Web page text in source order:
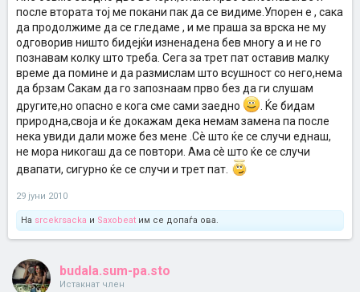
после втората тој ме покани пак да се видиме.Упорен е , сака
да продолжиме да се гледаме , и ме праша за врска не му
одговорив ништо бидејќи изненадена бев многу а и не го
познавам колку што треба. Сега за трет пат оставив малку
време да помине и да размислам што всушност со него,нема
да брзам Сакам да го запознаам прво без да ги слушам
другите,но опасно е кога сме сами заедно
. Ќе бидам
природна,своја и ќе докажам дека немам замена па после
нека увиди дали може без мене .Сè што ќе се случи еднаш,
не мора никогаш да се повтори. Ама сè што ќе се случи
двапати, сигурно ќе се случи и трет пат.
29 јуни 2010
На srcekrsacka и Saxobeat им се допаѓа ова.
budala.sum-pa.sto
Истакнат член